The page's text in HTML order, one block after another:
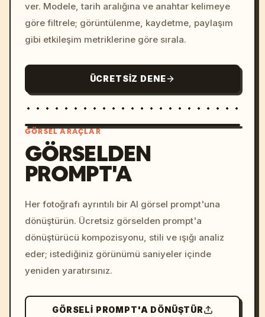
ver. Modele, tarih aralığına ve anahtar kelimeye
göre filtrele; görüntülenme, kaydetme, paylaşım
gibi etkileşim metriklerine göre sırala.
ÜCRETSIZ DENE
colors, 8k --v 6.0
GÖRSEL ARAÇLAR
GÖRSELDEN
PROMPT'A
Her fotoğrafı ayrıntılı bir AI görsel prompt'una
dönüştürün. Ücretsiz görselden prompt'a
dönüştürücü kompozisyonu, stili ve ışığı analiz
eder; istediğiniz görünümü saniyeler içinde
yeniden yaratırsınız.
GÖRSELI PROMPT'A DÖNÜŞTÜR